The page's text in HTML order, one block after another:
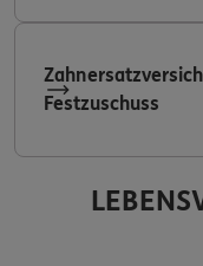
Festzuschuss